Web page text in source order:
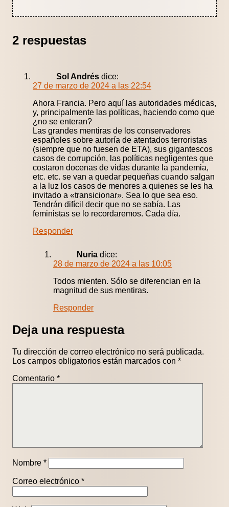
2 respuestas
Sol Andrés dice:
27 de marzo de 2024 a las 22:54
Ahora Francia. Pero aquí las autoridades médicas,
y, principalmente las políticas, haciendo como que
¿no se enteran?
Las grandes mentiras de los conservadores
españoles sobre autoría de atentados terroristas
(siempre que no fuesen de ETA), sus gigantescos
casos de corrupción, las políticas negligentes que
costaron docenas de vidas durante la pandemia,
etc. etc. se van a quedar pequeñas cuando salgan
a la luz los casos de menores a quienes se les ha
invitado a «transicionar». Sea lo que sea eso.
Tendrán difícil decir que no se sabía. Las
feministas se lo recordaremos. Cada día.
Responder
Nuria dice:
28 de marzo de 2024 a las 10:05
Todos mienten. Sólo se diferencian en la
magnitud de sus mentiras.
Responder
Deja una respuesta
Tu dirección de correo electrónico no será publicada.
Los campos obligatorios están marcados con *
Comentario *
Nombre *
Correo electrónico *